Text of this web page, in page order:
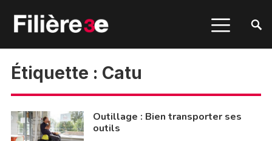
Étiquette : Catu
Outillage : Bien transporter ses
outils